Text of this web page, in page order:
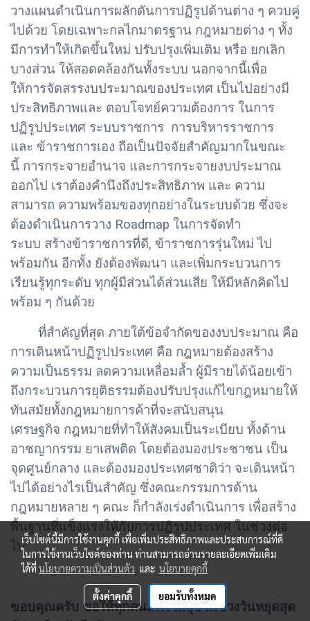
วางแผนดำเนินการผลักดันการปฏิรูปด้านต่าง ๆ ควบคู่
ไปด้วย โดยเฉพาะกลไกมาตรฐาน กฎหมายต่าง ๆ ทั้ง
มีการทำให้เกิดขึ้นใหม่ ปรับปรุงเพิ่มเติม หรือ ยกเลิก
บางส่วน ให้สอดคล้องกันทั้งระบบ นอกจากนี้เพื่อ
ให้การจัดสรรงบประมาณของประเทศ เป็นไปอย่างมี
ประสิทธิภาพและ ตอบโจทย์ความต้องการ ในการ
ปฏิรูปประเทศ ระบบราชการ การบริหารราชการ
และ ข้าราชการเอง ถือเป็นปัจจัยสำคัญมากในขณะ
นี้ การกระจายอำนาจ และการกระจายงบประมาณ
ออกไป เราต้องคำนึงถึงประสิทธิภาพ และ ความ
สามารถ ความพร้อมของทุกอย่างในระบบด้วย ซึ่งจะ
ต้องดำเนินการวาง Roadmap ในการจัดทำ
ระบบ สร้างข้าราชการที่ดี, ข้าราชการรุ่นใหม่ ไป
พร้อมกัน อีกทั้ง ยังต้องพัฒนา และเพิ่มกระบวนการ
เรียนรู้ทุกระดับ ทุกผู้มีส่วนได้ส่วนเสีย ให้มีหลักคิดไป
พร้อม ๆ กันด้วย
ที่สำคัญที่สุด ภายใต้ข้อจำกัดของงบประมาณ คือ
การเดินหน้าปฏิรูปประเทศ คือ กฎหมายต้องสร้าง
ความเป็นธรรม ลดความเหลื่อมล้ำ ผู้มีรายได้น้อยเข้า
ถึงกระบวนการยุติธรรมต้องปรับปรุงแก้ไขกฎหมายให้
ทันสมัยทั้งกฎหมายการค้าที่จะสนับสนุน
เศรษฐกิจ กฎหมายที่ทำให้สังคมเป็นระเบียบ ทั้งด้าน
อาชญากรรม ยาเสพติด โดยต้องมองประชาชน เป็น
จุดศูนย์กลาง และต้องมองประเทศชาติว่า จะเดินหน้า
ไปได้อย่างไรเป็นสำคัญ ซึ่งคณะกรรมการด้าน
กฎหมายหลาย ๆ คณะ ก็กำลังเร่งดำเนินการ เพื่อสร้าง
พื้นฐานที่แข็งแรงให้กับการปฏิรูปประเทศ ในช่วงต่อ
ไป
ขอบคุณครับ ขอให้ทุกคนมีความสุขในช่วงวันหยุดสุด
เว็บไซต์นี้มีการใช้งานคุกกี้ เพื่อเพิ่มประสิทธิภาพและประสบการณ์ที่ดี
ในการใช้งานเว็บไซต์ของท่าน ท่านสามารถอ่านรายละเอียดเพิ่มเติม
ได้ที่นโยบายความเป็นส่วนตัว และ นโยบายคุกกี้
ตั้งค่าคุกกี้ ยอมรับทั้งหมด